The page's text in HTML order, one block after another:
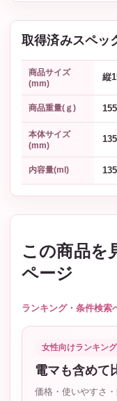
取得済みスペッ
商品サイズ
(mm)
縦
商品重量(ｇ) 155
本体サイズ
(mm)
内容量(ml) 135
この商品を
ページ
ランキング・条件検索
女性向けランキング
電マも含めて
価格・使いやすさ